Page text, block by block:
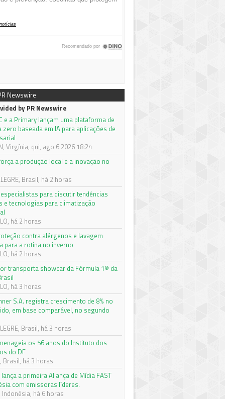
Newswire
by PR Newswire
e a Primary lançam uma plataforma de
zero baseada em IA para aplicações de
Virgínia, qui, ago 6 2026 18:24
a produção local e a inovação no
Brasil, há 2 horas
para discutir tendências
e tecnologias para climatização
há 2 horas
contra alérgenos e lavagem
para a rotina no inverno
há 2 horas
transporta showcar da Fórmula 1® da
há 3 horas
S.A. registra crescimento de 8% no
em base comparável, no segundo
Brasil, há 3 horas
os 56 anos do Instituto dos
do DF
Brasil, há 3 horas
a primeira Aliança de Mídia FAST
com emissoras líderes.
Indonésia, há 6 horas